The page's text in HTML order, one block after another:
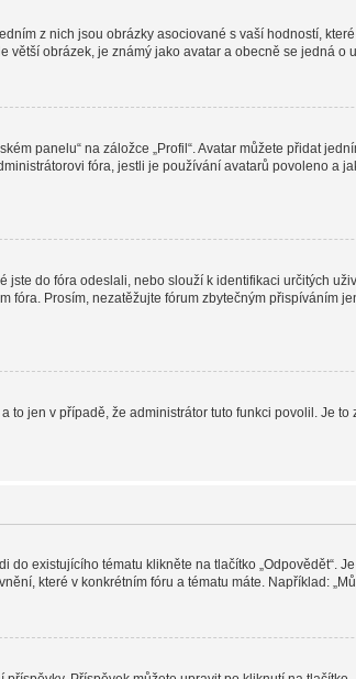
z nich jsou obrázky asociované s vaší hodností,
obrázek, je známý jako avatar a obecně se jedná
panelu“ na záložce „Profil“. Avatar můžete přidat
fóra, jestli je používání avatarů povoleno a
do fóra odeslali, nebo slouží k identifikaci určitých
Prosím, nezatěžujte fórum zbytečným přispíváním
jen v případě, že administrátor tuto funkci povolil. Je
existujícího tématu klikněte na tlačítko „Odpovědět“.
které v konkrétním fóru a tématu máte. Například: